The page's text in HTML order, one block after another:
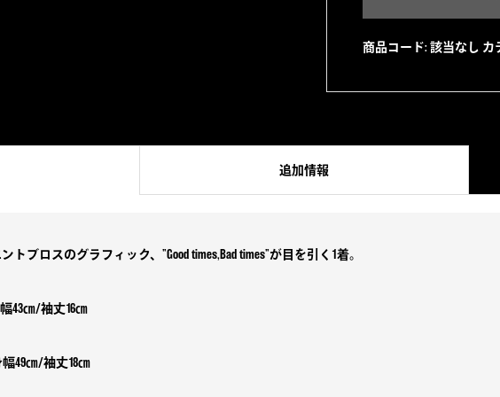
商品コード:該当なし カ
追加情報
トブロスのグラフィック、”Good times,Bad times”が目を引く1着。
43㎝/袖丈16㎝
49㎝/袖丈18㎝